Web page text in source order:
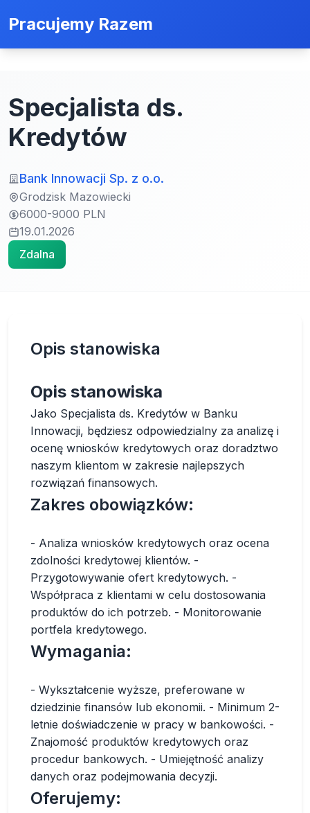
Pracujemy Razem
Specjalista ds.
Kredytów
Bank Innowacji Sp. z o.o.
Grodzisk Mazowiecki
6000-9000 PLN
19.01.2026
Zdalna
Opis stanowiska
Opis stanowiska
Jako Specjalista ds. Kredytów w Banku
Innowacji, będziesz odpowiedzialny za analizę i
ocenę wniosków kredytowych oraz doradztwo
naszym klientom w zakresie najlepszych
rozwiązań finansowych.
Zakres obowiązków:
- Analiza wniosków kredytowych oraz ocena
zdolności kredytowej klientów. -
Przygotowywanie ofert kredytowych. -
Współpraca z klientami w celu dostosowania
produktów do ich potrzeb. - Monitorowanie
portfela kredytowego.
Wymagania:
- Wykształcenie wyższe, preferowane w
dziedzinie finansów lub ekonomii. - Minimum 2-
letnie doświadczenie w pracy w bankowości. -
Znajomość produktów kredytowych oraz
procedur bankowych. - Umiejętność analizy
danych oraz podejmowania decyzji.
Oferujemy: